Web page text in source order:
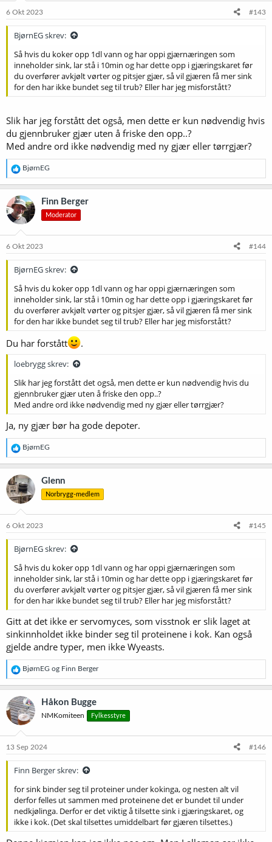
6 Okt 2023 #143
BjørnEG skrev:
Så hvis du koker opp 1dl vann og har oppi gjærnæringen som
inneholder sink, lar stå i 10min og har dette opp i gjæringskaret før
du overfører avkjølt vørter og pitsjer gjær, så vil gjæren få mer sink
for den har ikke bundet seg til trub? Eller har jeg misforstått?
Slik har jeg forstått det også, men dette er kun nødvendig hvis
du gjennbruker gjær uten å friske den opp..?
Med andre ord ikke nødvendig med ny gjær eller tørrgjær?
R
e
a
k
s
j
o
e
BjørnEG
Finn Berger
Moderator
6 Okt 2023 #144
BjørnEG skrev:
Så hvis du koker opp 1dl vann og har oppi gjærnæringen som
inneholder sink, lar stå i 10min og har dette opp i gjæringskaret før
du overfører avkjølt vørter og pitsjer gjær, så vil gjæren få mer sink
for den har ikke bundet seg til trub? Eller har jeg misforstått?
Du har forstått .
loebrygg skrev:
Slik har jeg forstått det også, men dette er kun nødvendig hvis du
gjennbruker gjær uten å friske den opp..?
Med andre ord ikke nødvendig med ny gjær eller tørrgjær?
Ja, ny gjær bør ha gode depoter.
R
e
a
k
s
j
o
e
BjørnEG
Glenn
Norbrygg-medlem
6 Okt 2023 #145
BjørnEG skrev:
Så hvis du koker opp 1dl vann og har oppi gjærnæringen som
inneholder sink, lar stå i 10min og har dette opp i gjæringskaret før
du overfører avkjølt vørter og pitsjer gjær, så vil gjæren få mer sink
for den har ikke bundet seg til trub? Eller har jeg misforstått?
Gitt at det ikke er servomyces, som visstnok er slik laget at
sinkinnholdet ikke binder seg til proteinene i kok. Kan også
gjelde andre typer, men ikke Wyeasts.
R
e
a
k
s
j
o
e
BjørnEG og Finn Berger
Håkon Bugge
NMKomiteen Fylkesstyre
13 Sep 2024 #146
Finn Berger skrev:
for sink binder seg til proteiner under kokinga, og nesten alt vil
derfor felles ut sammen med proteinene det er bundet til under
nedkjølinga. Derfor er det viktig å tilsette sink i gjæringskaret, og
ikke i kok. (Det skal tilsettes umiddelbart før gjæren tilsettes.)